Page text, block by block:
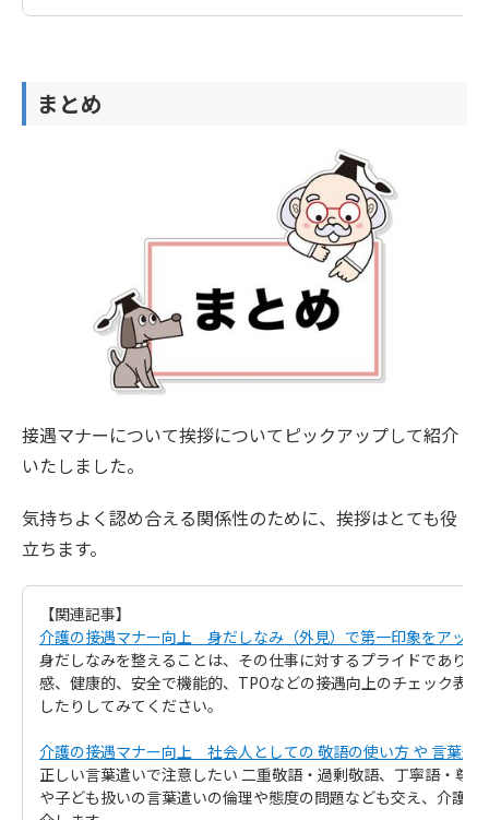
まとめ
接遇マナーについて挨拶についてピックアップして紹介
いたしました。
気持ちよく認め合える関係性のために、挨拶はとても役
立ちます。
【関連記事】
介護の接遇マナー向上 身だしなみ（外見）で第一印象をアップ
身だしなみを整えることは、その仕事に対するプライドであり
感、健康的、安全で機能的、TPOなどの接遇向上のチェック表
したりしてみてください。
介護の接遇マナー向上 社会人としての 敬語の使い方 や 言葉遣
正しい言葉遣いで注意したい 二重敬語・過剰敬語、丁寧語・尊
や子ども扱いの言葉遣いの倫理や態度の問題なども交え、介護